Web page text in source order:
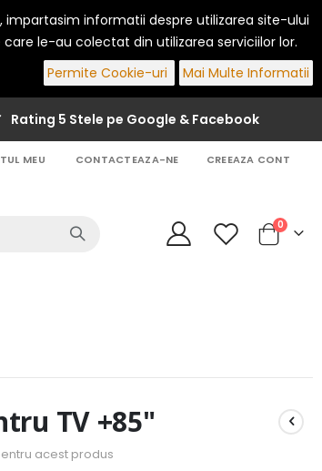
informatii despre utilizarea site-ului
le-au colectat din utilizarea serviciilor lor.
Permite Cookie-uri
Mai Multe Informatii
Rating 5 Stele pe Google & Facebook
MEU CONTACTEAZA-NE CREEAZA CONT
Cart
0articole
TV +85"
acest produs